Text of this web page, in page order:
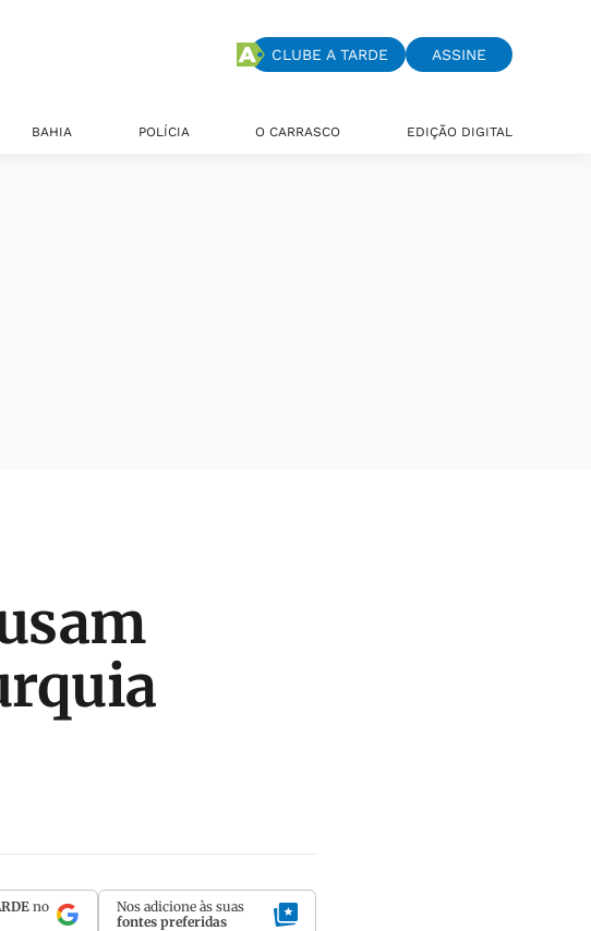
CLUBE A TARDE ASSINE
BAHIA POLÍCIA O CARRASCO EDIÇÃO DIGITAL
no
Nos adicione às suas
fontes preferidas